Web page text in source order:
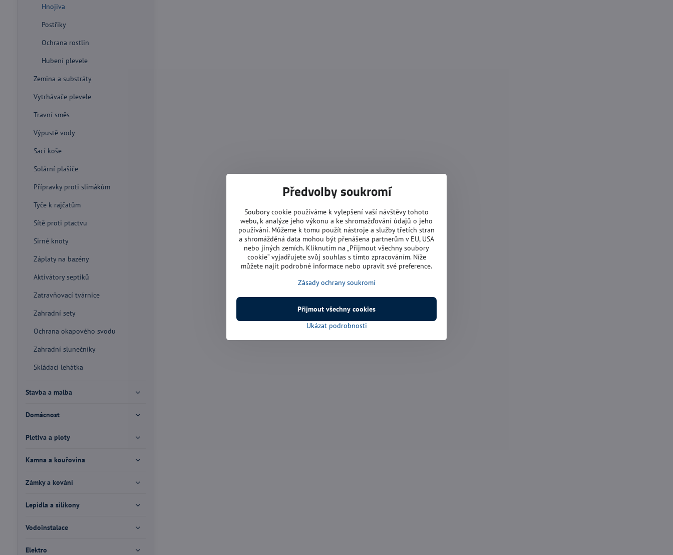
Hnojiva
Postřiky
Ochrana rostlin
Hubení plevele
Zemina a substráty
Vytrhávače plevele
Travní směs
Výpustě vody
Sací koše
Solární plašiče
Přípravky proti slimákům
Tyče k rajčatům
Sítě proti ptactvu
Sirné knoty
Záplaty na bazény
Aktivátory septiků
Zatravňovací tvárnice
Zahradní sety
Ochrana okapového svodu
Zahradní slunečníky
Skládací lehátka
Stavba a malba
Domácnost
Pletiva a ploty
Kamna a kouřovina
Zámky a kování
Lepidla a silikony
Vodoinstalace
Elektro
Předvolby soukromí
Soubory cookie používáme k vylepšení vaší návštěvy tohoto
webu, k analýze jeho výkonu a ke shromažďování údajů o jeho
používání. Můžeme k tomu použít nástroje a služby třetích stran
a shromážděná data mohou být přenášena partnerům v EU, USA
nebo jiných zemích. Kliknutím na „Přijmout všechny soubory
cookie“ vyjadřujete svůj souhlas s tímto zpracováním. Níže
můžete najít podrobné informace nebo upravit své preference.
Zásady ochrany soukromí
Ukázat podrobnosti
Přijmout všechny cookies